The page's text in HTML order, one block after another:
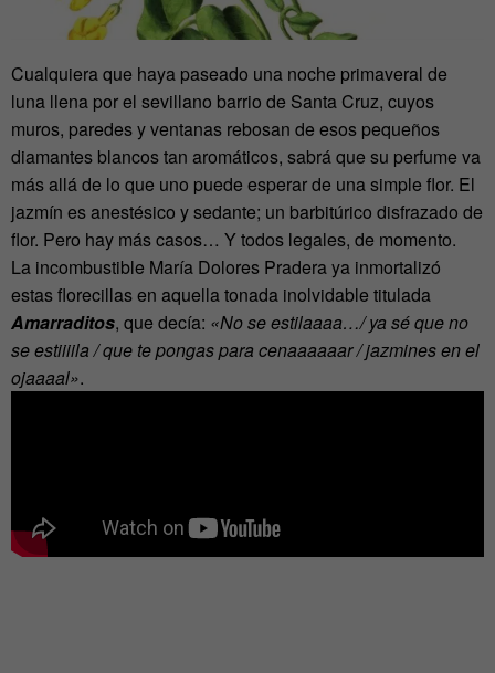
Cualquiera que haya paseado una noche primaveral de
luna llena por el sevillano barrio de Santa Cruz, cuyos
muros, paredes y ventanas rebosan de esos pequeños
diamantes blancos tan aromáticos, sabrá que su perfume va
más allá de lo que uno puede esperar de una simple flor. El
jazmín es anestésico y sedante; un barbitúrico disfrazado de
flor. Pero hay más casos… Y todos legales, de momento.
La incombustible María Dolores Pradera ya inmortalizó
estas florecillas en aquella tonada inolvidable titulada
Amarraditos, que decía: «No se estilaaaa…/ ya sé que no
se estiiiila / que te pongas para cenaaaaaar / jazmines en el
ojaaaal».